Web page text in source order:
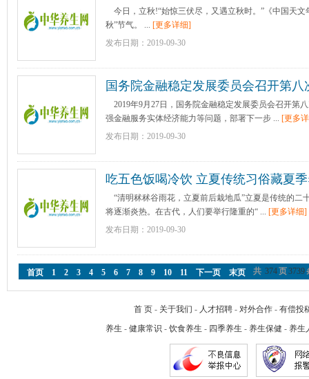
化 立秋养生饮食
今日，立秋!“始惊三伏尽，又遇立秋时。”《中国天文
秋”节气。 ... [更多详细]
发布日期：2019-09-30
国务院金融稳定发展委员会召开第八
2019年9月27日，国务院金融稳定发展委员会召开第
强金融服务实体经济能力等问题，部署下一步 ... [更多
发布日期：2019-09-30
吃五色饭喝冷饮 立夏传统习俗藏夏
“清明秫秫谷雨花，立夏前后栽地瓜”立夏是传统的二
将逐渐炎热。在古代，人们要举行隆重的“ ... [更多详细]
发布日期：2019-09-30
首页 1 2 3 4 5 6 7 8 9 10 11 下一页 末页 共 374页3739
首 页- 关于我们 - 人才招聘- 对外合作- 有偿投
养生 - 健康常识 - 饮食养生 - 四季养生 - 养生保健 - 养生